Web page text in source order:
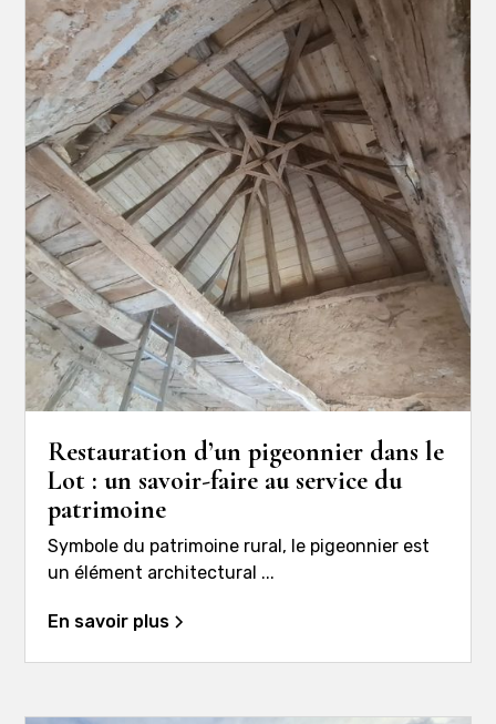
Restauration d’un pigeonnier dans le
Lot : un savoir-faire au service du
patrimoine
Symbole du patrimoine rural, le pigeonnier est
un élément architectural ...
En savoir plus